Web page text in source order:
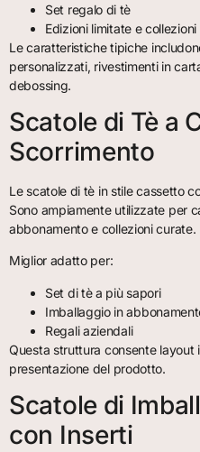
Set regalo di tè
Edizioni limitate e
Le caratteristiche tipiche
personalizzati, rivestimenti in
debossing.
Scatole di Tè a
Scorrimento
Le scatole di tè in stile cassetto
Sono ampiamente utilizzate per
abbonamento e collezioni curate.
Miglior adatto per:
Set di tè a più sapori
Imballaggio in
Regali aziendali
Questa struttura consente layout
presentazione del prodotto.
Scatole di
con Inserti